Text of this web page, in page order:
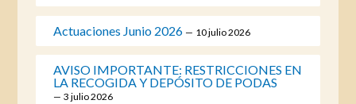
Actuaciones Junio 2026 10 julio 2026
AVISO IMPORTANTE: RESTRICCIONES EN
LA RECOGIDA Y DEPÓSITO DE PODAS
3 julio 2026